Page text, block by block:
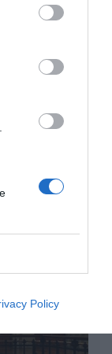
Policy
La
meses la
el
UCO